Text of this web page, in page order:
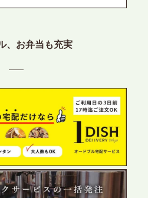
｜ケータリングのセカンド
張パーティー・ケータリン
｜夏の社内親睦が、配属後
や会議室で縁日気分を味わ
」の提供を開始
、お弁当も充実